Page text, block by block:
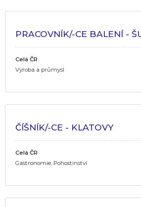
PRACOVNÍK/-CE BALENÍ -
Celá ČR
Výroba a průmysl
ČÍŠNÍK/-CE - KLATOVY
Celá ČR
Gastronomie, Pohostinství